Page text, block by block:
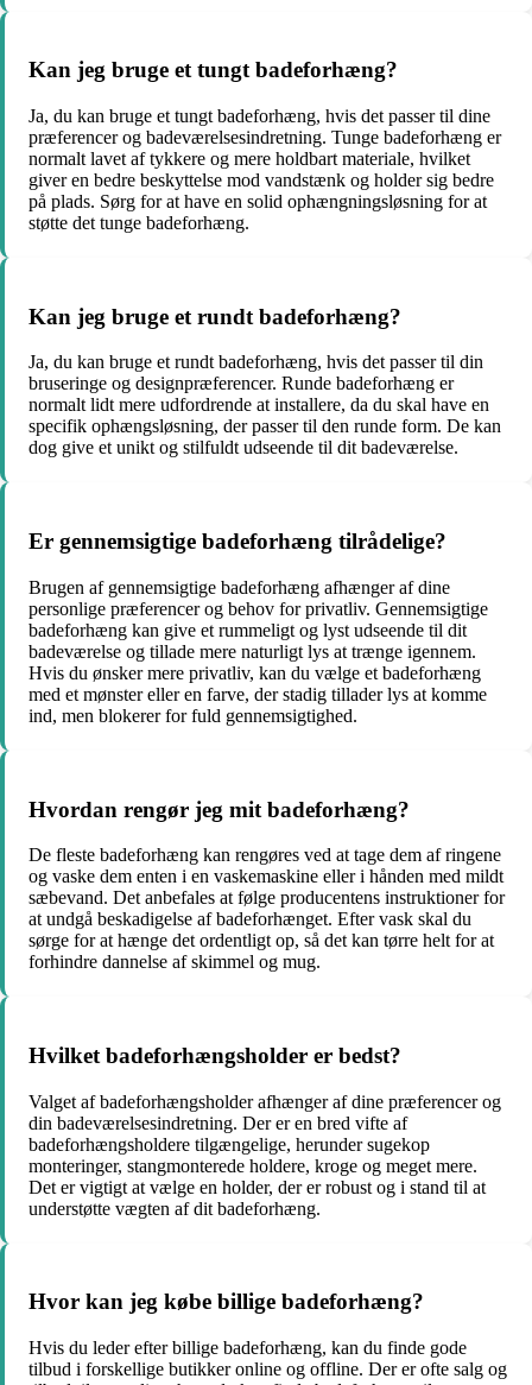
Kan jeg bruge et tungt badeforhæng?
Ja, du kan bruge et tungt badeforhæng, hvis det passer til dine
præferencer og badeværelsesindretning. Tunge badeforhæng er
normalt lavet af tykkere og mere holdbart materiale, hvilket
giver en bedre beskyttelse mod vandstænk og holder sig bedre
på plads. Sørg for at have en solid ophængningsløsning for at
støtte det tunge badeforhæng.
Kan jeg bruge et rundt badeforhæng?
Ja, du kan bruge et rundt badeforhæng, hvis det passer til din
bruseringe og designpræferencer. Runde badeforhæng er
normalt lidt mere udfordrende at installere, da du skal have en
specifik ophængsløsning, der passer til den runde form. De kan
dog give et unikt og stilfuldt udseende til dit badeværelse.
Er gennemsigtige badeforhæng tilrådelige?
Brugen af gennemsigtige badeforhæng afhænger af dine
personlige præferencer og behov for privatliv. Gennemsigtige
badeforhæng kan give et rummeligt og lyst udseende til dit
badeværelse og tillade mere naturligt lys at trænge igennem.
Hvis du ønsker mere privatliv, kan du vælge et badeforhæng
med et mønster eller en farve, der stadig tillader lys at komme
ind, men blokerer for fuld gennemsigtighed.
Hvordan rengør jeg mit badeforhæng?
De fleste badeforhæng kan rengøres ved at tage dem af ringene
og vaske dem enten i en vaskemaskine eller i hånden med mildt
sæbevand. Det anbefales at følge producentens instruktioner for
at undgå beskadigelse af badeforhænget. Efter vask skal du
sørge for at hænge det ordentligt op, så det kan tørre helt for at
forhindre dannelse af skimmel og mug.
Hvilket badeforhængsholder er bedst?
Valget af badeforhængsholder afhænger af dine præferencer og
din badeværelsesindretning. Der er en bred vifte af
badeforhængsholdere tilgængelige, herunder sugekop
monteringer, stangmonterede holdere, kroge og meget mere.
Det er vigtigt at vælge en holder, der er robust og i stand til at
understøtte vægten af dit badeforhæng.
Hvor kan jeg købe billige badeforhæng?
Hvis du leder efter billige badeforhæng, kan du finde gode
tilbud i forskellige butikker online og offline. Der er ofte salg og